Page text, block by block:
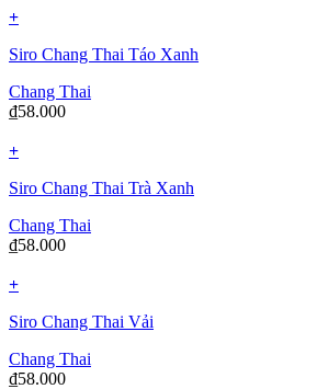
+
Siro Chang Thai Táo Xanh
Chang Thai
₫58.000
+
Siro Chang Thai Trà Xanh
Chang Thai
₫58.000
+
Siro Chang Thai Vải
Chang Thai
₫58.000